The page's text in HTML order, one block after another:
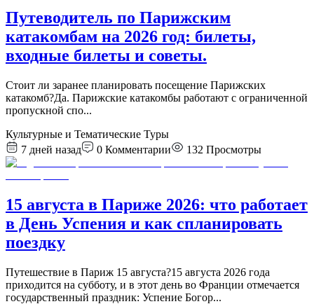
Путеводитель по Парижским
катакомбам на 2026 год: билеты,
входные билеты и советы.
Стоит ли заранее планировать посещение Парижских
катакомб?Да. Парижские катакомбы работают с ограниченной
пропускной спо...
Культурные и Тематические Туры
7 дней назад
0 Комментарии 132 Просмотры
15 августа в Париже 2026: что работает
в День Успения и как спланировать
поездку
Путешествие в Париж 15 августа?15 августа 2026 года
приходится на субботу, и в этот день во Франции отмечается
государственный праздник: Успение Богор...